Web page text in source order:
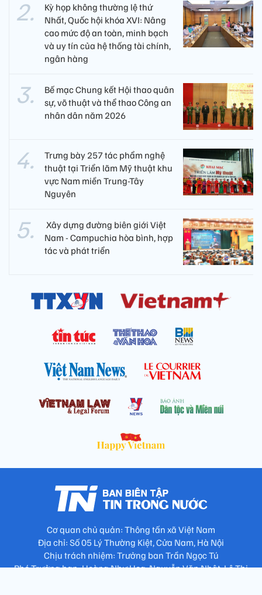
Kỳ họp không thường lệ thứ
Nhất, Quốc hội khóa XVI: Nâng
cao mức độ an toàn, minh bạch
và uy tín của hệ thống tài chính,
ngân hàng
Bế mạc Chung kết Hội thao quân
sự, võ thuật và thể thao Công an
nhân dân năm 2026
Trưng bày 257 tác phẩm nghệ
thuật tại Triển lãm Mỹ thuật khu
vực Nam miền Trung-Tây
Nguyên
​ Xây dựng đường biên giới Việt
Nam - Campuchia hòa bình, hợp
tác và phát triển
Cơ quan chủ quản: Thông tấn xã Việt Nam
Địa chỉ: Số 05 Lý Thường Kiệt, Cửa Nam, Hà Nội
Chịu trách nhiệm: Trưởng ban Trần Ngọc Tú
Phó Trưởng ban: Hoàng Như Hoa, Nguyễn Văn Nhật, Lê Thị